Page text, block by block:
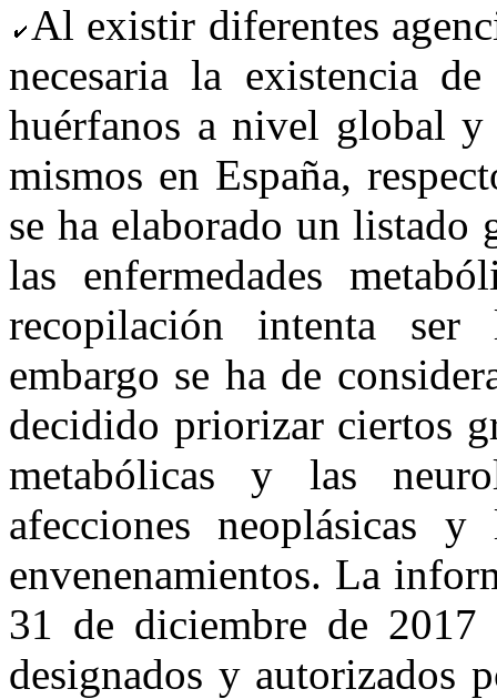
Al existir diferentes
necesaria la existencia
huérfanos a nivel global
mismos en España,
se ha elaborado un listado
las enfermedades
recopilación intenta
embargo se ha de
decidido priorizar ciertos
metabólicas y las
afecciones neoplásicas
envenenamientos. La
31 de diciembre de 2017
designados y